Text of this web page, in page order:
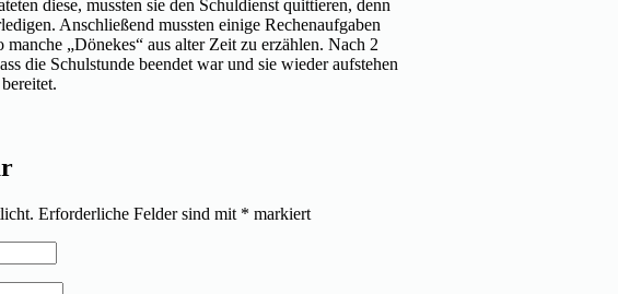
diese, mussten sie den Schuldienst quittieren, denn
Anschließend mussten einige Rechenaufgaben
„Dönekes“ aus alter Zeit zu erzählen. Nach 2
die Schulstunde beendet war und sie wieder aufstehen
Erforderliche Felder sind mit * markiert